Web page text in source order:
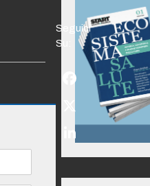
Seguici
Su:
Facebook
Twitter
(deprecated)
LinkedIn